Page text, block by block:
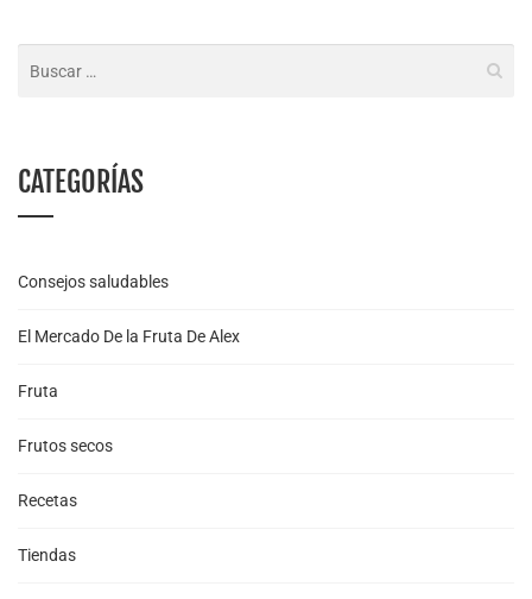
CATEGORÍAS
Consejos saludables
El Mercado De la Fruta De Alex
Fruta
Frutos secos
Recetas
Tiendas